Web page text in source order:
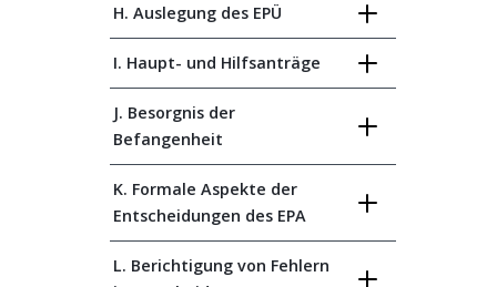
H. Auslegung des EPÜ
I. Haupt- und Hilfsanträge
J. Besorgnis der
Befangenheit
K. Formale Aspekte der
Entscheidungen des EPA
L. Berichtigung von Fehlern